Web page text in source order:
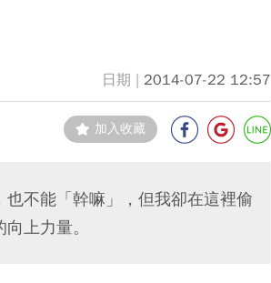
2014-07-22 12:57
加入收藏
不能「幹嘛」，但我卻在這裡偷
上力量。